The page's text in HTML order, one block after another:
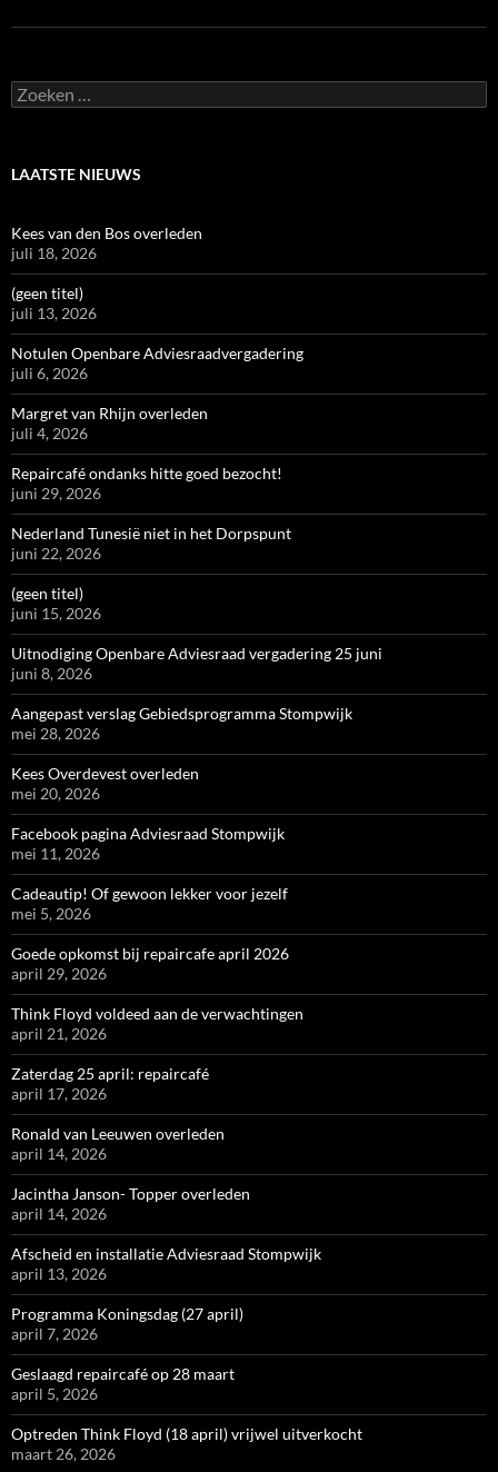
Zoeken
naar:
LAATSTE NIEUWS
Kees van den Bos overleden
juli 18, 2026
(geen titel)
juli 13, 2026
Notulen Openbare Adviesraadvergadering
juli 6, 2026
Margret van Rhijn overleden
juli 4, 2026
Repaircafé ondanks hitte goed bezocht!
juni 29, 2026
Nederland Tunesië niet in het Dorpspunt
juni 22, 2026
(geen titel)
juni 15, 2026
Uitnodiging Openbare Adviesraad vergadering 25 juni
juni 8, 2026
Aangepast verslag Gebiedsprogramma Stompwijk
mei 28, 2026
Kees Overdevest overleden
mei 20, 2026
Facebook pagina Adviesraad Stompwijk
mei 11, 2026
Cadeautip! Of gewoon lekker voor jezelf
mei 5, 2026
Goede opkomst bij repaircafe april 2026
april 29, 2026
Think Floyd voldeed aan de verwachtingen
april 21, 2026
Zaterdag 25 april: repaircafé
april 17, 2026
Ronald van Leeuwen overleden
april 14, 2026
Jacintha Janson- Topper overleden
april 14, 2026
Afscheid en installatie Adviesraad Stompwijk
april 13, 2026
Programma Koningsdag (27 april)
april 7, 2026
Geslaagd repaircafé op 28 maart
april 5, 2026
Optreden Think Floyd (18 april) vrijwel uitverkocht
maart 26, 2026